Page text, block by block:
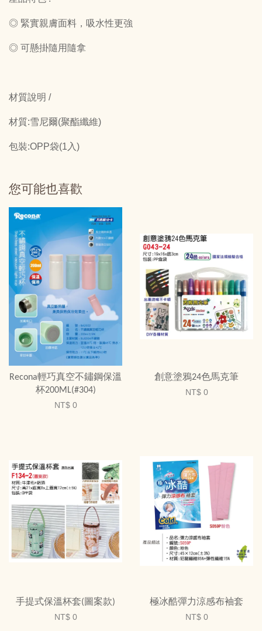
◎ 緊實親膚面料，吸水性更強
◎ 可懸掛隨用隨拿
材質說明 /
材質:雪尼爾(聚酯纖維)
包裝:OPP袋(1入)
您可能也喜歡
Recona輕巧真空不鏽鋼保溫
杯200ML(#304)
NT$ 0
創意塗鴉24色馬克筆
NT$ 0
手提式保溫杯套(圖案款)
NT$ 0
極冰酷彈力涼感布袖套
NT$ 0